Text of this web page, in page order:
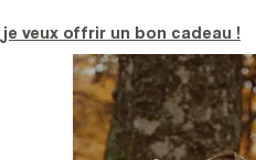
je veux offrir un bon cadeau !